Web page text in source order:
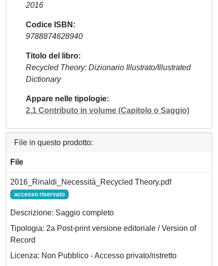
2016
Codice ISBN
9788874628940
Titolo del libro
Recycled Theory: Dizionario Illustrato/Illustrated
Dictionary
Appare nelle tipologie
2.1 Contributo in volume (Capitolo o Saggio)
File in questo prodotto:
File
2016_Rinaldi_Necessità_Recycled Theory.pdf
accesso riservato
Descrizione: Saggio completo
Tipologia: 2a Post-print versione editoriale / Version of
Record
Licenza: Non Pubblico - Accesso privato/ristretto